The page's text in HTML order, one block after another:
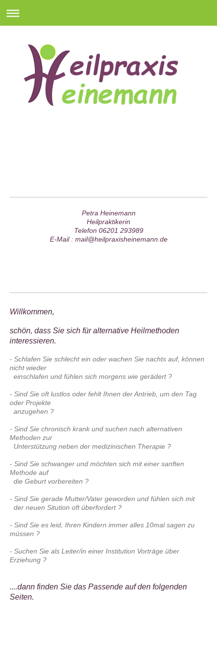
Petra Heinemann
Heilpraktikerin
Telefon 06201 293989
E-Mail : mail@heilpraxisheinemann.de
Willkommen,
schön, dass Sie sich für alternative Heilmethoden
interessieren.
- Schlafen Sie schlecht ein oder wachen Sie nachts auf, können
nicht wieder
einschlafen und fühlen sich morgens wie gerädert ?
- Sind Sie oft lustlos oder fehlt Ihnen der Antrieb, um den Tag
oder Projekte
anzugehen ?
- Sind Sie chronisch krank und suchen nach alternativen
Methoden zur
Unterstützung neben der medizinischen Therapie ?
- Sind Sie schwanger und möchten sich mit einer sanften
Methode auf
die Geburt vorbereiten ?
- Sind Sie gerade Mutter/Vater geworden und fühlen sich mit
der neuen Sitution oft überfordert ?
- Sind Sie es leid, Ihren Kindern immer alles 10mal sagen zu
müssen ?
- Suchen Sie als Leiter/in einer Institution Vorträge über
Erziehung ?
....dann finden Sie das Passende auf den folgenden
Seiten.